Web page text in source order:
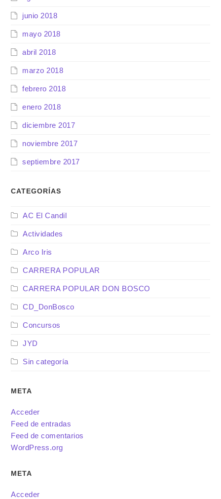
junio 2018
mayo 2018
abril 2018
marzo 2018
febrero 2018
enero 2018
diciembre 2017
noviembre 2017
septiembre 2017
CATEGORÍAS
AC El Candil
Actividades
Arco Iris
CARRERA POPULAR
CARRERA POPULAR DON BOSCO
CD_DonBosco
Concursos
JYD
Sin categoría
META
Acceder
Feed de entradas
Feed de comentarios
WordPress.org
META
Acceder